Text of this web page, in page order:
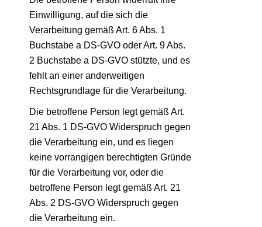
Einwilligung, auf die sich die
Verarbeitung gemäß Art. 6 Abs. 1
Buchstabe a DS-GVO oder Art. 9 Abs.
2 Buchstabe a DS-GVO stützte, und es
fehlt an einer anderweitigen
Rechtsgrundlage für die Verarbeitung.
Die betroffene Person legt gemäß Art.
21 Abs. 1 DS-GVO Widerspruch gegen
die Verarbeitung ein, und es liegen
keine vorrangigen berechtigten Gründe
für die Verarbeitung vor, oder die
betroffene Person legt gemäß Art. 21
Abs. 2 DS-GVO Widerspruch gegen
die Verarbeitung ein.